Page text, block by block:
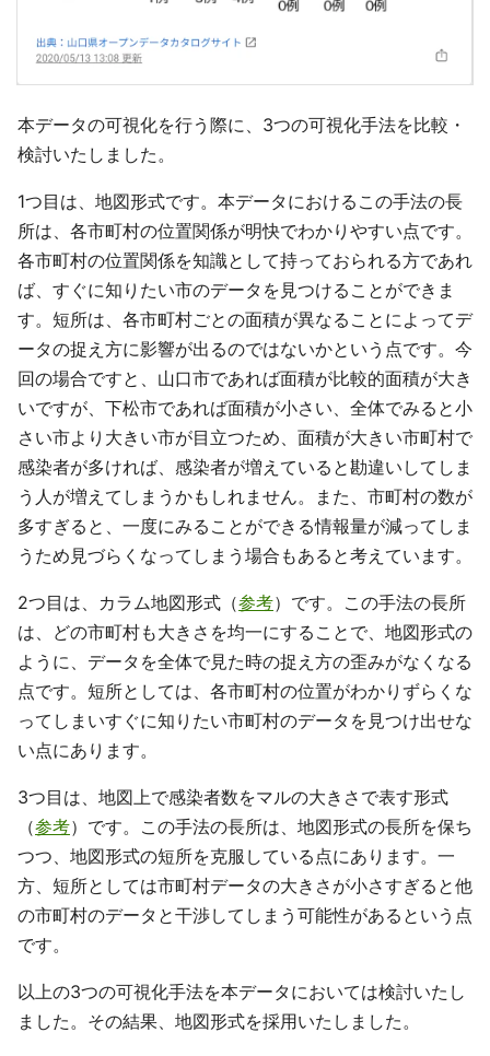
本データの可視化を行う際に、3つの可視化手法を比較・
検討いたしました。
1つ目は、地図形式です。本データにおけるこの手法の長
所は、各市町村の位置関係が明快でわかりやすい点です。
各市町村の位置関係を知識として持っておられる方であれ
ば、すぐに知りたい市のデータを見つけることができま
す。短所は、各市町村ごとの面積が異なることによってデ
ータの捉え方に影響が出るのではないかという点です。今
回の場合ですと、山口市であれば面積が比較的面積が大き
いですが、下松市であれば面積が小さい、全体でみると小
さい市より大きい市が目立つため、面積が大きい市町村で
感染者が多ければ、感染者が増えていると勘違いしてしま
う人が増えてしまうかもしれません。また、市町村の数が
多すぎると、一度にみることができる情報量が減ってしま
うため見づらくなってしまう場合もあると考えています。
2つ目は、カラム地図形式（参考）です。この手法の長所
は、どの市町村も大きさを均一にすることで、地図形式の
ように、データを全体で見た時の捉え方の歪みがなくなる
点です。短所としては、各市町村の位置がわかりずらくな
ってしまいすぐに知りたい市町村のデータを見つけ出せな
い点にあります。
3つ目は、地図上で感染者数をマルの大きさで表す形式
（参考）です。この手法の長所は、地図形式の長所を保ち
つつ、地図形式の短所を克服している点にあります。一
方、短所としては市町村データの大きさが小さすぎると他
の市町村のデータと干渉してしまう可能性があるという点
です。
以上の3つの可視化手法を本データにおいては検討いたし
ました。その結果、地図形式を採用いたしました。